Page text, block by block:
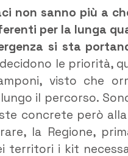
non sanno più a
per la lunga
si sta
le priorità,
visto che
il percorso.
concrete però
la Regione,
territori i kit